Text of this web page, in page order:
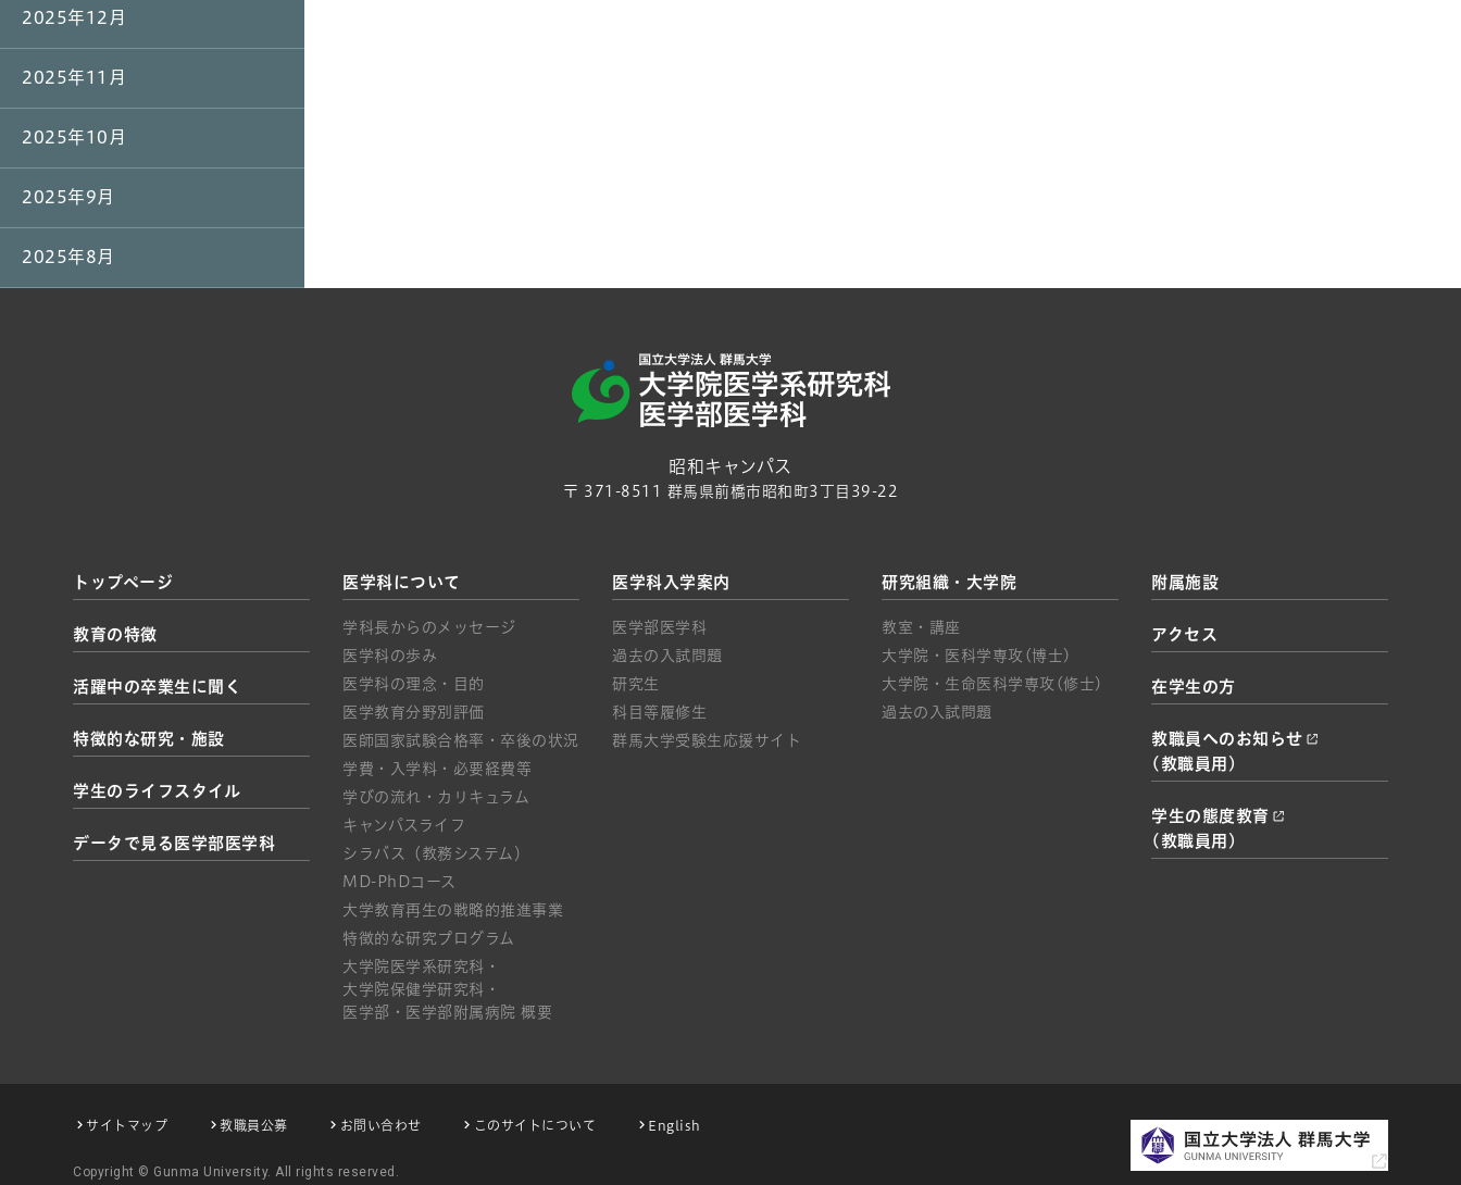
2025年12月
2025年11月
2025年10月
2025年9月
2025年8月
昭和キャンパス
〒 371-8511 群馬県前橋市昭和町3丁目39-22
トップページ
教育の特徴
活躍中の卒業生に聞く
特徴的な研究・施設
学生のライフスタイル
データで見る医学部医学科
医学科について
学科長からのメッセージ
医学科の歩み
医学科の理念・目的
医学教育分野別評価
医師国家試験合格率・卒後の状況
学費・入学料・必要経費等
学びの流れ・カリキュラム
キャンパスライフ
シラバス（教務システム）
MD-PhDコース
大学教育再生の戦略的推進事業
特徴的な研究プログラム
大学院医学系研究科・
大学院保健学研究科・
医学部・医学部附属病院 概要
医学科入学案内
医学部医学科
過去の入試問題
研究生
科目等履修生
群馬大学受験生応援サイト
研究組織・大学院
教室・講座
大学院・医科学専攻(博士)
大学院・生命医科学専攻(修士)
過去の入試問題
附属施設
アクセス
在学生の方
教職員へのお知らせ
(教職員用)
学生の態度教育
(教職員用)
サイトマップ 教職員公募 お問い合わせ このサイトについて English
Copyright © Gunma University. All rights reserved.